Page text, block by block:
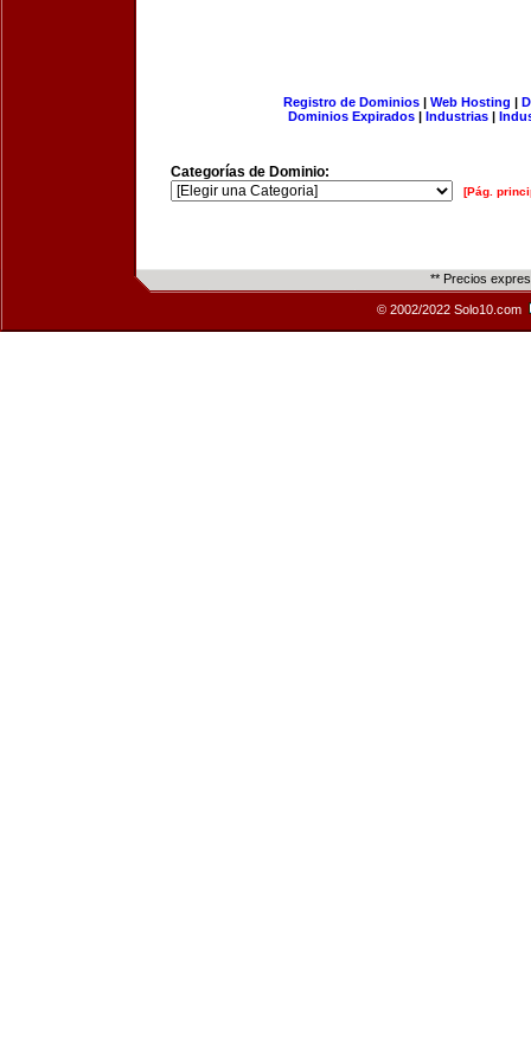
Registro de Dominios| Web Hosting |
Dominios Expirados | Industrias |
Categorías de Dominio:
[Pág.
** Precios
© 2002/2022 Solo10.com